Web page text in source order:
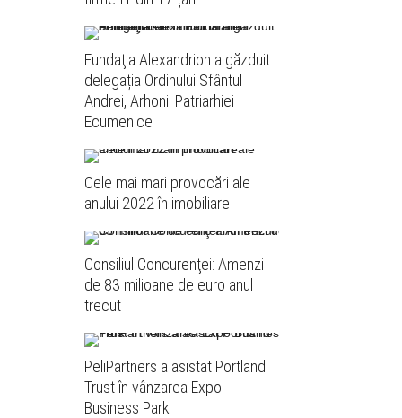
Fundaţia Alexandrion a găzduit
delegația Ordinului Sfântul
Andrei, Arhonii Patriarhiei
Ecumenice
Cele mai mari provocări ale
anului 2022 în imobiliare
Consiliul Concurenţei: Amenzi
de 83 milioane de euro anul
trecut
PeliPartners a asistat Portland
Trust în vânzarea Expo
Business Park